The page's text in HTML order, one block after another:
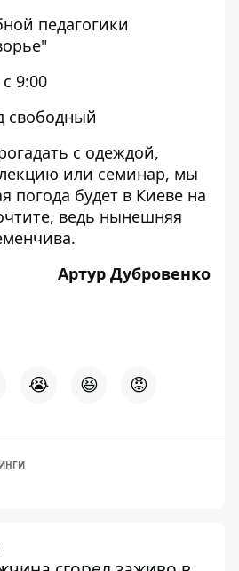
педагогики
9:00
свободный
с одеждой,
или семинар, мы
погода будет в Киеве на
ведь нынешняя
Артур Дубровенко
😭 😆 😡